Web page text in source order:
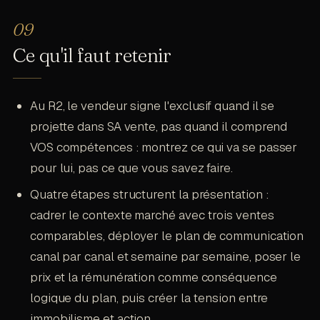
Vous cadrez.
vendeur compare vos services avec ceux des
plus. Vous êtes le seul qui lui a montré sa vente
réussie. La projection crée l'exclusivité mentale
avant la signature.
Ce qu'il faut retenir
Au R2, le vendeur signe l'exclusif quand il se
projette dans SA vente, pas quand il comprend
VOS compétences : montrez ce qui va se passer
pour lui, pas ce que vous savez faire.
Quatre étapes structurent la présentation :
cadrer le contexte marché avec trois ventes
comparables, déployer le plan de communication
canal par canal et semaine par semaine, poser le
prix et la rémunération comme conséquence
logique du plan, puis créer la tension entre